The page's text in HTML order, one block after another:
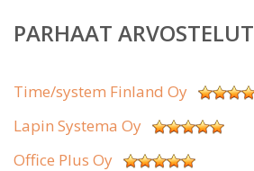
PARHAAT ARVOSTELUT
Time/system Finland Oy
Lapin Systema Oy
Office Plus Oy